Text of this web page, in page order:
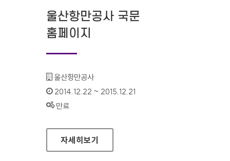
울산항만공사 국문
홈페이지
기관명 :
울산항만공사
인증기간 :
2014.12.22 ~ 2015.12.21
상태 :
만료
울산항만공사 국문 홈페이지
자세히보기